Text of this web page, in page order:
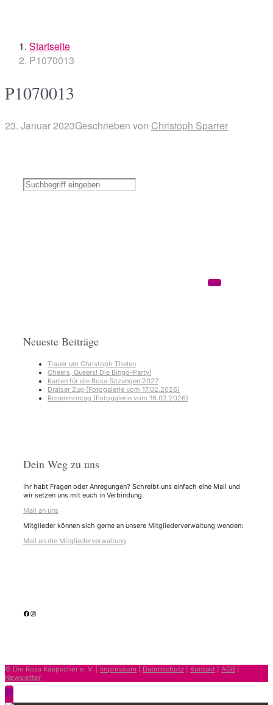
Startseite
P1070013
P1070013
23. Januar 2023Geschrieben von Christoph Sparrer
Neueste Beiträge
Trauer um Christoph Thelen
Cheers, Queers! Die Bingo-Party!
Karten für die Rosa Sitzungen 2027
Draiser Zug (Fotogalerie vom 17.02.2026)
Rosenmontag (Fotogalerie vom 16.02.2026)
Dein Weg zu uns
Ihr habt Fragen oder Anregungen? Schreibt uns einfach eine Mail und
wir setzen uns mit euch in Verbindung.
Mail an uns
Mitglieder können sich gerne an unsere Mitgliederverwaltung wenden:
Mail an die Mitgliederverwaltung
facebook
Instagram
© Die Rosa Käppscher e. V. | Impressum Datenschutz Kontakt AGB
Newsletter